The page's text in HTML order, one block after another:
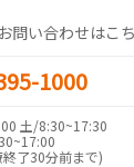
問い合わせはこ
1000
土/8:30~17:30
了30分前まで)